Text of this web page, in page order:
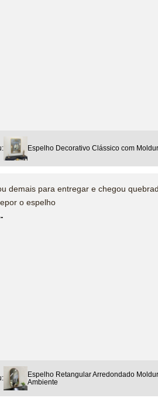
Espelho Decorativo Clássico com
demais para entregar e chegou
o espelho
Espelho Retangular Arredondado
Ambiente